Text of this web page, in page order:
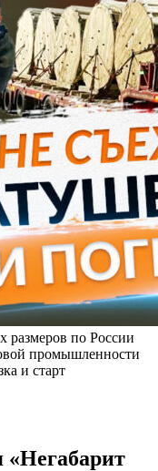
размеров по России
промышленности
и старт
«Негабарит